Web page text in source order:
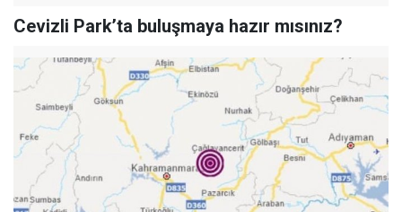
Cevizli Park’ta buluşmaya hazır mısınız?